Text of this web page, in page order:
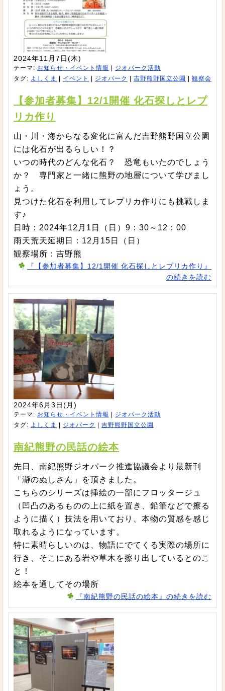
2024年11月7日(木)
テーマ: お知らせ・イベント情報
ジオパーク活動
タグ: よしくま イベント ジオパーク 吉野熊野国立公園 観察会
【参加者募集】12/1開催 化石探しとレプ
リカ作り
山・川・海からなる変化に富んだ吉野熊野国立公園
には化石が出るらしい！？
いつの時代のどんな化石？ 恐竜もいたのでしょう
か？ 専門家と一緒に熊野の地層について学びまし
ょう。
見つけた化石を利用してレプリカ作りにも挑戦しま
す♪
日時：2024年12月1日（日）9：30～12：00
雨天荒天延期日：12月15日（日）
観察場所：吉野熊
『【参加者募集】12/1開催 化石探しとレプリカ作り』
の続きを読む
2024年6月3日(月)
テーマ: お知らせ・イベント情報
ジオパーク活動
タグ: よしくま ジオパーク 吉野熊野国立公園
南紀熊野の民話の絵本
先日、南紀熊野ジオパーク推進協議会より最新刊
「瀞のぬしさん」を頂きました。
こちらのシリーズは挿絵の一部にフロッタージュ
（凹凸のあるものの上に紙を置き、鉛筆などで擦る
ように描く）技法を用いており、本物の質感を感じ
取れるようになっています。
特に素晴らしいのは、物語にでてくる実際の場所に
行き、そこにある岩や草木を擦り出しているとのこ
と！
絵本を通してその場所
『南紀熊野の民話の絵本』の続きを読む